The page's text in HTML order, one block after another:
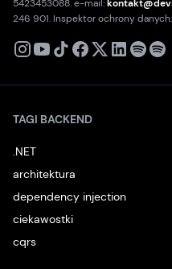
5423453088. e-mail:
246 901. Inspektor ochrony danych:
X
TAGI BACKEND
.NET
architektura
dependency injection
ciekawostki
cqrs